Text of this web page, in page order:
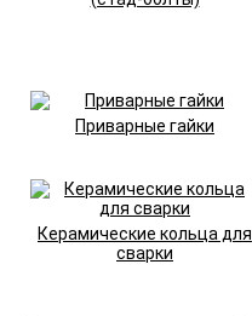
Приварные гайки
Керамические кольца для
сварки